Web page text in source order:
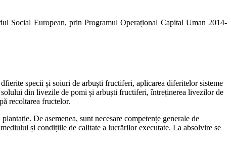
European, prin Programul Operațional Capital Uman 2014-
specii și soiuri de arbuști fructiferi, aplicarea diferitelor sisteme
din livezile de pomi și arbuști fructiferi, întreținerea livezilor de
recoltarea fructelor.
De asemenea, sunt necesare competențe generale de
și condițiile de calitate a lucrărilor executate. La absolvire se